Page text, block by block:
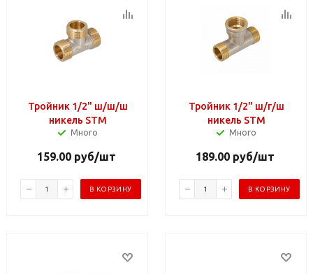
Тройник 1/2" ш/ш/ш
никель STM
Много
159.00руб/шт
В КОРЗИНУ
Тройник 1/2" ш/г/ш
никель STM
Много
189.00руб/шт
В КОРЗИНУ